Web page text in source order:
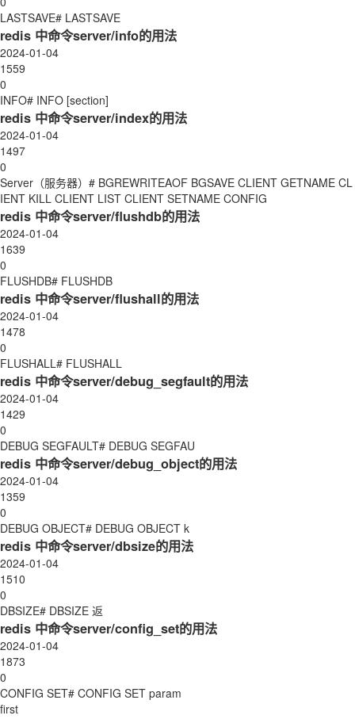
LASTSAVE# LASTSAVE
redis 中命令server/info的用法
2024-01-04
1559
0
INFO# INFO [section]
redis 中命令server/index的用法
2024-01-04
1497
0
Server（服务器）# BGREWRITEAOF BGSAVE CLIENT GETNAME CL
IENT KILL CLIENT LIST CLIENT SETNAME CONFIG
redis 中命令server/flushdb的用法
2024-01-04
1639
0
FLUSHDB# FLUSHDB
redis 中命令server/flushall的用法
2024-01-04
1478
0
FLUSHALL# FLUSHALL
redis 中命令server/debug_segfault的用法
2024-01-04
1429
0
DEBUG SEGFAULT# DEBUG SEGFAU
redis 中命令server/debug_object的用法
2024-01-04
1359
0
DEBUG OBJECT# DEBUG OBJECT k
redis 中命令server/dbsize的用法
2024-01-04
1510
0
DBSIZE# DBSIZE 返
redis 中命令server/config_set的用法
2024-01-04
1873
0
CONFIG SET# CONFIG SET param
first